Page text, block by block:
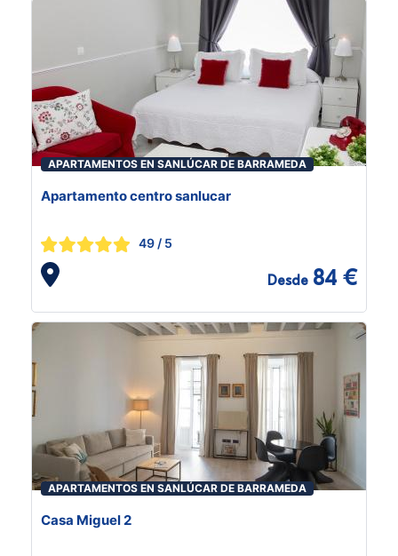
APARTAMENTOS EN SANLÚCAR DE BARRAMEDA
Apartamento centro sanlucar
49 / 5
Desde 84 €
APARTAMENTOS EN SANLÚCAR DE BARRAMEDA
Casa Miguel 2